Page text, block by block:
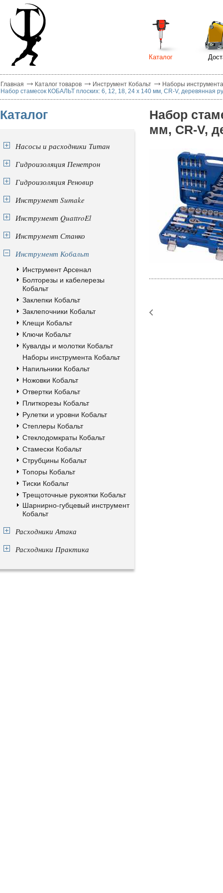
Каталог
Главная Каталог товаров Инструмент Кобальт
Наборы
Набор стамесок КОБАЛЬТ плоских: 6, 12, 18, 24 х 140 мм, CR-V, деревянная
Каталог
Насосы и расходники Титан
Гидроизоляция Пенетрон
Гидроизоляция Реновир
Инструмент Sumake
Инструмент QuattroEl
Инструмент Станко
Инструмент Кобальт
Инструмент Арсенал
Болторезы и кабелерезы
Кобальт
Заклепки Кобальт
Заклепочники Кобальт
Клещи Кобальт
Ключи Кобальт
Кувалды и молотки Кобальт
Наборы инструмента Кобальт
Напильники Кобальт
Ножовки Кобальт
Отвертки Кобальт
Плиткорезы Кобальт
Рулетки и уровни Кобальт
Степлеры Кобальт
Стеклодомкраты Кобальт
Стамески Кобальт
Струбцины Кобальт
Топоры Кобальт
Тиски Кобальт
Трещоточные рукоятки Кобальт
Шарнирно-губцевый инструмент
Кобальт
Расходники Атака
Расходники Практика
Набор
мм, CR-V,